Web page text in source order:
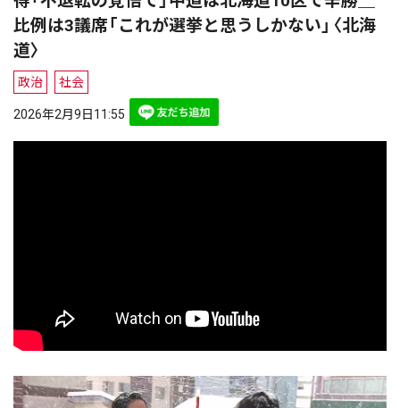
比例は3議席「これが選挙と思うしかない」〈北海
道〉
政治 社会
2026年2月9日11:55